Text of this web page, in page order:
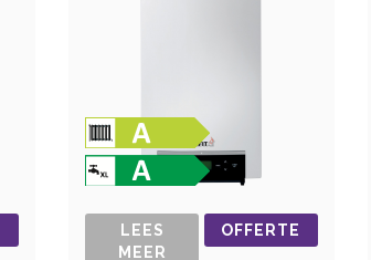
LEES
MEER
OFFERTE